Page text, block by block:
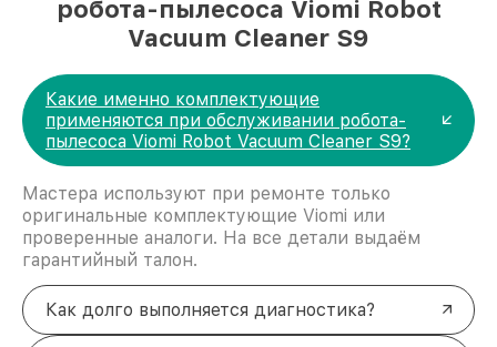
робота-пылесоса Viomi Robot
Vacuum Cleaner S9
Какие именно комплектующие
применяются при обслуживании робота-
пылесоса Viomi Robot Vacuum Cleaner S9?
Мастера используют при ремонте только
оригинальные комплектующие Viomi или
проверенные аналоги. На все детали выдаём
гарантийный талон.
Как долго выполняется диагностика?